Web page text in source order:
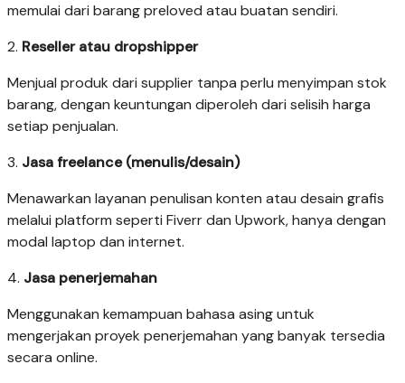
memulai dari barang preloved atau buatan sendiri.
2. Reseller atau dropshipper
Menjual produk dari supplier tanpa perlu menyimpan stok
barang, dengan keuntungan diperoleh dari selisih harga
setiap penjualan.
3. Jasa freelance (menulis/desain)
Menawarkan layanan penulisan konten atau desain grafis
melalui platform seperti Fiverr dan Upwork, hanya dengan
modal laptop dan internet.
4. Jasa penerjemahan
Menggunakan kemampuan bahasa asing untuk
mengerjakan proyek penerjemahan yang banyak tersedia
secara online.